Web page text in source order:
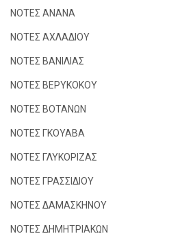
ΝΟΤΕΣ ΑΝΑΝΑ
ΝΟΤΕΣ ΑΧΛΑΔΙΟΥ
ΝΟΤΕΣ ΒΑΝΙΛΙΑΣ
ΝΟΤΕΣ ΒΕΡΥΚΟΚΟΥ
ΝΟΤΕΣ ΒΟΤΑΝΩΝ
ΝΟΤΕΣ ΓΚΟΥΑΒΑ
ΝΟΤΕΣ ΓΛΥΚΟΡΙΖΑΣ
ΝΟΤΕΣ ΓΡΑΣΣΙΔΙΟΥ
ΝΟΤΕΣ ΔΑΜΑΣΚΗΝΟΥ
ΝΟΤΕΣ ΔΗΜΗΤΡΙΑΚΩΝ